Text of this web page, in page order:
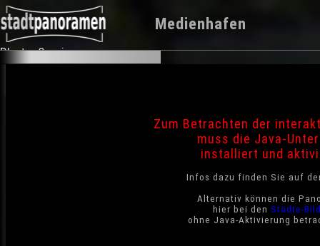
Medienhafen
Photo-Service
Zum Betrachten der
muss die Java-
installiert und
Infos dazu finden Sie auf
Alternativ können die
hier bei den Städte-
ohne Java-Aktivierung